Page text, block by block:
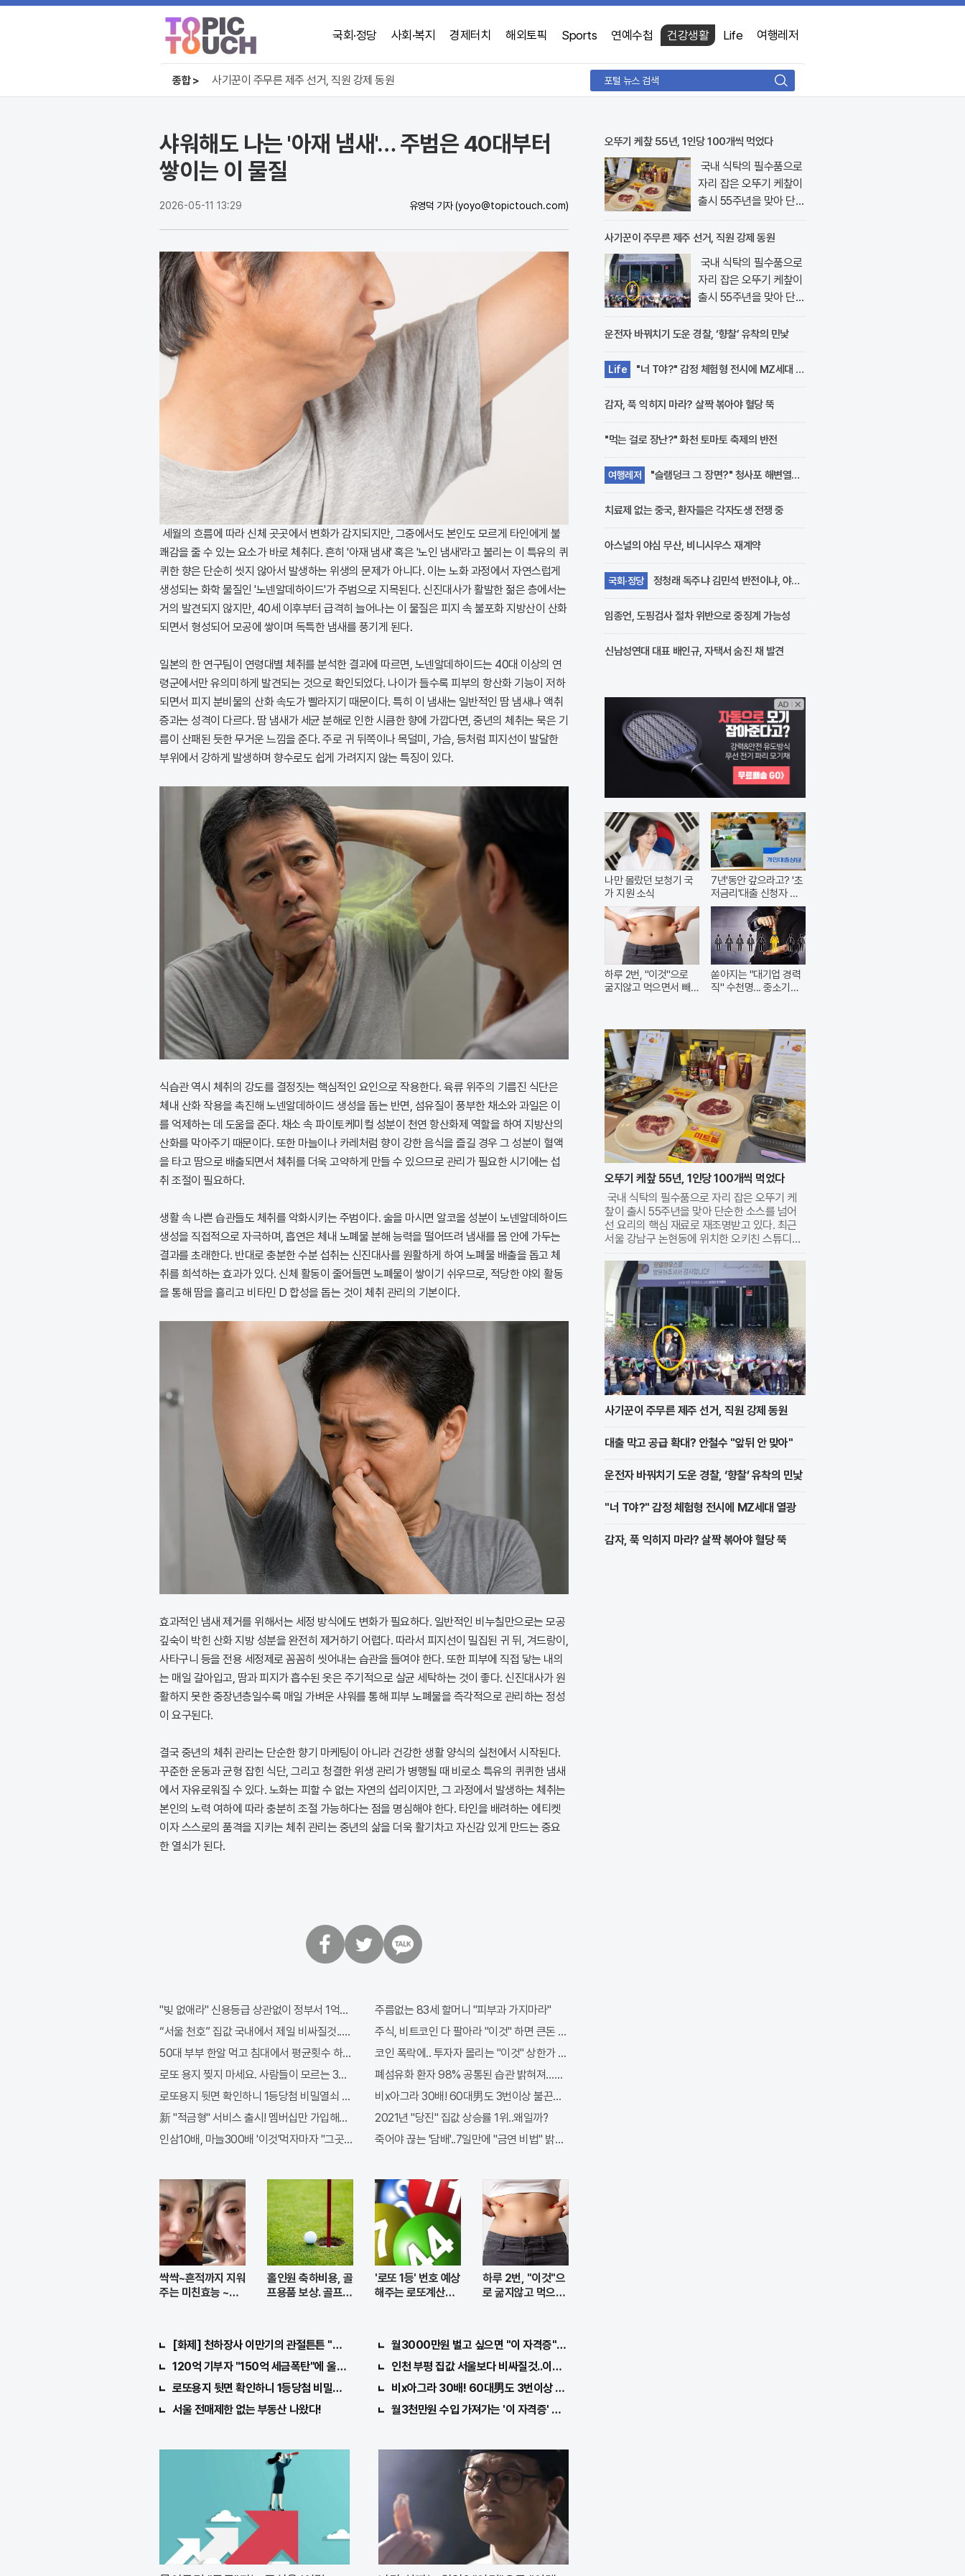
검
색
국회·정당 사회·복지 경제터치 해외토픽 Sports 연예수첩 건강생활 Life 여행레저
종합 >
오뚜기 케챂 55년, 1인당 100개씩 먹었다
사기꾼이 주무른 제주 선거, 직원 강제 동원
대출 막고 공급 확대? 안철수 "앞뒤 안 맞아"
샤워해도 나는 '아재 냄새'… 주범은 40대부터
쌓이는 이 물질
2026-05-11 13:29 유영덕 기자 (yoyo@topictouch.com)
세월의 흐름에 따라 신체 곳곳에서 변화가 감지되지만, 그중에서도 본인도 모르게 타인에게 불
쾌감을 줄 수 있는 요소가 바로 체취다. 흔히 '아재 냄새' 혹은 '노인 냄새'라고 불리는 이 특유의 퀴
퀴한 향은 단순히 씻지 않아서 발생하는 위생의 문제가 아니다. 이는 노화 과정에서 자연스럽게
생성되는 화학 물질인 '노넨알데하이드'가 주범으로 지목된다. 신진대사가 활발한 젊은 층에서는
거의 발견되지 않지만, 40세 이후부터 급격히 늘어나는 이 물질은 피지 속 불포화 지방산이 산화
되면서 형성되어 모공에 쌓이며 독특한 냄새를 풍기게 된다.
일본의 한 연구팀이 연령대별 체취를 분석한 결과에 따르면, 노넨알데하이드는 40대 이상의 연
령군에서만 유의미하게 발견되는 것으로 확인되었다. 나이가 들수록 피부의 항산화 기능이 저하
되면서 피지 분비물의 산화 속도가 빨라지기 때문이다. 특히 이 냄새는 일반적인 땀 냄새나 액취
증과는 성격이 다르다. 땀 냄새가 세균 분해로 인한 시큼한 향에 가깝다면, 중년의 체취는 묵은 기
름이 산패된 듯한 무거운 느낌을 준다. 주로 귀 뒤쪽이나 목덜미, 가슴, 등처럼 피지선이 발달한
부위에서 강하게 발생하며 향수로도 쉽게 가려지지 않는 특징이 있다.
식습관 역시 체취의 강도를 결정짓는 핵심적인 요인으로 작용한다. 육류 위주의 기름진 식단은
체내 산화 작용을 촉진해 노넨알데하이드 생성을 돕는 반면, 섬유질이 풍부한 채소와 과일은 이
를 억제하는 데 도움을 준다. 채소 속 파이토케미컬 성분이 천연 항산화제 역할을 하여 지방산의
산화를 막아주기 때문이다. 또한 마늘이나 카레처럼 향이 강한 음식을 즐길 경우 그 성분이 혈액
을 타고 땀으로 배출되면서 체취를 더욱 고약하게 만들 수 있으므로 관리가 필요한 시기에는 섭
취 조절이 필요하다.
생활 속 나쁜 습관들도 체취를 악화시키는 주범이다. 술을 마시면 알코올 성분이 노넨알데하이드
생성을 직접적으로 자극하며, 흡연은 체내 노폐물 분해 능력을 떨어뜨려 냄새를 몸 안에 가두는
결과를 초래한다. 반대로 충분한 수분 섭취는 신진대사를 원활하게 하여 노폐물 배출을 돕고 체
취를 희석하는 효과가 있다. 신체 활동이 줄어들면 노폐물이 쌓이기 쉬우므로, 적당한 야외 활동
을 통해 땀을 흘리고 비타민 D 합성을 돕는 것이 체취 관리의 기본이다.
효과적인 냄새 제거를 위해서는 세정 방식에도 변화가 필요하다. 일반적인 비누칠만으로는 모공
깊숙이 박힌 산화 지방 성분을 완전히 제거하기 어렵다. 따라서 피지선이 밀집된 귀 뒤, 겨드랑이,
사타구니 등을 전용 세정제로 꼼꼼히 씻어내는 습관을 들여야 한다. 또한 피부에 직접 닿는 내의
는 매일 갈아입고, 땀과 피지가 흡수된 옷은 주기적으로 살균 세탁하는 것이 좋다. 신진대사가 원
활하지 못한 중장년층일수록 매일 가벼운 샤워를 통해 피부 노폐물을 즉각적으로 관리하는 정성
이 요구된다.
결국 중년의 체취 관리는 단순한 향기 마케팅이 아니라 건강한 생활 양식의 실천에서 시작된다.
꾸준한 운동과 균형 잡힌 식단, 그리고 청결한 위생 관리가 병행될 때 비로소 특유의 퀴퀴한 냄새
에서 자유로워질 수 있다. 노화는 피할 수 없는 자연의 섭리이지만, 그 과정에서 발생하는 체취는
본인의 노력 여하에 따라 충분히 조절 가능하다는 점을 명심해야 한다. 타인을 배려하는 에티켓
이자 스스로의 품격을 지키는 체취 관리는 중년의 삶을 더욱 활기차고 자신감 있게 만드는 중요
한 열쇠가 된다.
북
톡
"빚 없애라" 신용등급 상관없이 정부서 1억지원!
“서울 천호” 집값 국내에서 제일 비싸질것..이유는?
50대 부부 한알 먹고 침대에서 평균횟수 하루5번?
로또 용지 찢지 마세요. 사람들이 모르는 3가지!!
로또용지 뒷면 확인하니 1등당첨 비밀열쇠 발견돼
新 "적금형" 서비스 출시! 멤버십만 가입해도 "최신가전" 선착순 100% 무료 경품지원!!
인삼10배, 마늘300배 '이것'먹자마자 "그곳" 땅땅해져..헉!
주름없는 83세 할머니 "피부과 가지마라"
주식, 비트코인 다 팔아라 "이것" 하면 큰돈 번다!
코인 폭락에.. 투자자 몰리는 "이것" 상한가 포착해! 미리 투자..
폐섬유화 환자 98% 공통된 습관 밝혀져…충격
비x아그라 30배! 60대男도 3번이상 불끈불끈!
2021년 "당진" 집값 상승률 1위..왜일까?
죽어야 끊는 '담배'..7일만에 "금연 비법" 밝혀져 충격!
싹싹~흔적까지 지워
주는 미친효능 ~모
홀인원 축하비용, 골
프용품 보상. 골프보
'로또 1등' 번호 예상
해주는 로또계산기
하루 2번, "이것"으
로 굶지않고 먹으면
[화제] 천하장사 이만기의 관절튼튼 "호관원" 100%당첨 혜택 난리나!!
120억 기부자 "150억 세금폭탄"에 울면서 한 말이..!
로또용지 뒷면 확인하니 1등당첨 비밀열쇠 발견돼
서울 전매제한 없는 부동산 나왔다!
월3000만원 벌고 싶으면 "이 자격증"만 따면 된다.
인천 부평 집값 서울보다 비싸질것..이유는?
비x아그라 30배! 60대男도 3번이상 불끈불끈!
월3천만원 수입 가져가는 '이 자격증' 지원자 몰려!
오뚜기 케챂 55년, 1인당 100개씩 먹었다
국내 식탁의 필수품으로
자리 잡은 오뚜기 케챂이
출시 55주년을 맞아 단순
한 소스를 넘어선 요리의
핵심 재료로 재조명받고
논현동에 위치한 오키친..
사기꾼이 주무른 제주 선거, 직원 강제 동원
국내 식탁의 필수품으로
자리 잡은 오뚜기 케챂이
출시 55주년을 맞아 단순
한 소스를 넘어선 요리의
핵심 재료로 재조명받고
있다. 최근 서울 강남구
논현동에 위치한 오키친..
운전자 바꿔치기 도운 경찰, ‘향찰’ 유착의 민낯
Life
"너 T야?" 감정 체험형 전시에 MZ세대 열
광
감자, 푹 익히지 마라? 살짝 볶아야 혈당 뚝
"먹는 걸로 장난?" 화천 토마토 축제의 반전
여행레저
"슬램덩크 그 장면?" 청사포 해변열차
의 유혹
치료제 없는 중국, 환자들은 각자도생 전쟁 중
아스널의 야심 무산, 비니시우스 재계약
국회·정당
정청래 독주냐 김민석 반전이냐, 야권
전략 분수령
임종언, 도핑검사 절차 위반으로 중징계 가능성
신남성연대 대표 배인규, 자택서 숨진 채 발견
나만 몰랐던 보청기 국
가 지원 소식
7년'동안 갚으라고? '초
저금리'대출 신청자 몰
렸다.
하루 2번, "이것"으로
굶지않고 먹으면서 빼
쏟아지는 "대기업 경력
직" 수천명... 중소기업
오뚜기 케챂 55년, 1인당 100개씩 먹었다
국내 식탁의 필수품으로 자리 잡은 오뚜기 케
챂이 출시 55주년을 맞아 단순한 소스를 넘어
선 요리의 핵심 재료로 재조명받고 있다. 최근
서울 강남구 논현동에 위치한 오키친 스튜디오
에서는 케챂의 다양한 변신을 직접 체험하는 특
별한 요리 수업이 진행됐다. 이번 행사는 1970
년대 출시 이후 한국인의 입맛을 사로잡으며
사기꾼이 주무른 제주 선거, 직원 강제 동원
대출 막고 공급 확대? 안철수 "앞뒤 안 맞아"
운전자 바꿔치기 도운 경찰, ‘향찰’ 유착의 민낯
"너 T야?" 감정 체험형 전시에 MZ세대 열광
감자, 푹 익히지 마라? 살짝 볶아야 혈당 뚝